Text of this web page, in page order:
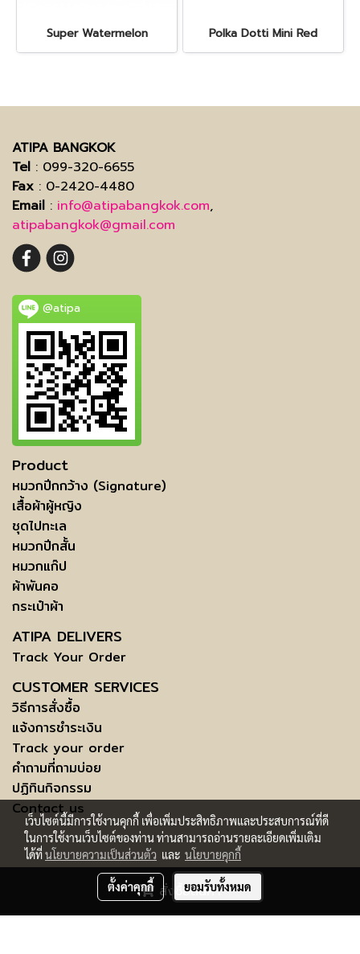
สั่งซื้อสินค้า
Super Watermelon Polka Dotti Mini Red
ATIPA BANGKOK
Tel : 099-320-6655
Fax : 0-2420-4480
Email : info@atipabangkok.com,
atipabangkok@gmail.com
@atipa
Product
หมวกปีกกว้าง (Signature)
เสื้อผ้าผู้หญิง
ชุดไปทะเล
หมวกปีกสั้น
หมวกแก๊ป
ผ้าพันคอ
กระเป๋าผ้า
ATIPA DELIVERS
Track Your Order
CUSTOMER SERVICES
วิธีการสั่งซื้อ
แจ้งการชำระเงิน
Track your order
คำถามที่ถามบ่อย
ปฏิทินกิจกรรม
Contact us
COPYRIGHT © 2015 ATIPABANGKOK.COM - ALL RIGHTS RESERVED.
TERMS AND CONDITIONS OF USE | INFORMATION TO DATA
เว็บไซต์นี้มีการใช้งานคุกกี้ เพื่อเพิ่มประสิทธิภาพและประสบการณ์ที่ดี
ในการใช้งานเว็บไซต์ของท่าน ท่านสามารถอ่านรายละเอียดเพิ่มเติม
ได้ที่นโยบายความเป็นส่วนตัว และ นโยบายคุกกี้
ตั้งค่าคุกกี้ ยอมรับทั้งหมด